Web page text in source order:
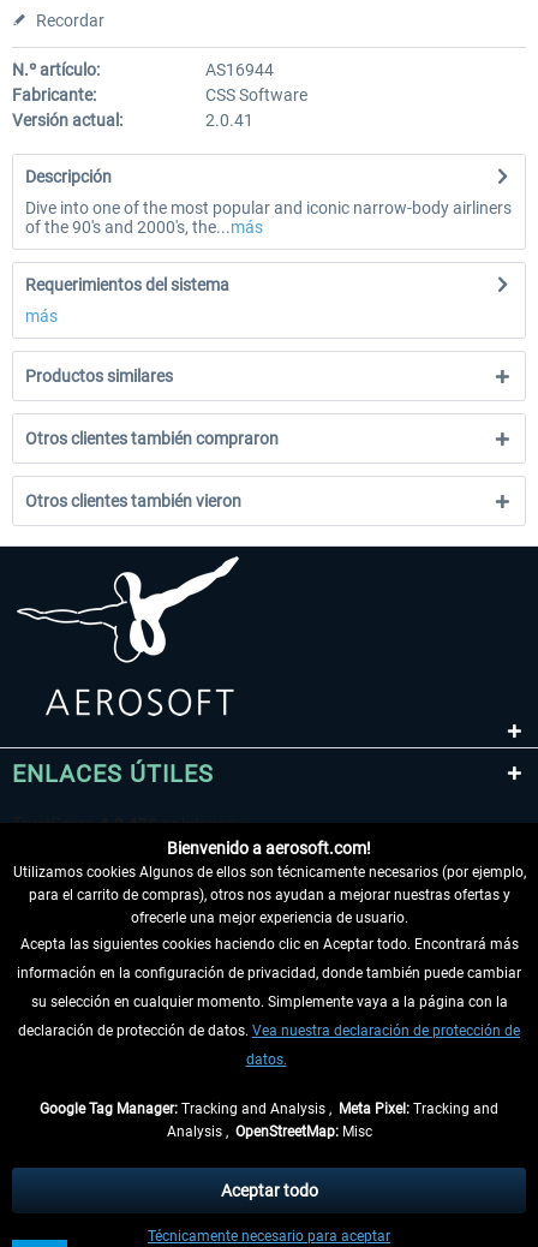
Recordar
N.º artículo:
AS16944
Fabricante:
CSS Software
Versión actual:
2.0.41
Descripción
Dive into one of the most popular and iconic narrow-body airliners
of the 90's and 2000's, the...más
Requerimientos del sistema
más
Productos similares
Otros clientes también compraron
Otros clientes también vieron
ENLACES ÚTILES
DESISTIR DEL CONTRATO
INFORMACIÓN
tasas de recepción si no se describe lo contrario
** De aplicación a envíos dentro de Alemania. Los plazos de envío para los
Bienvenido a aerosoft.com!
Utilizamos cookies Algunos de ellos son técnicamente necesarios (por ejemplo,
para el carrito de compras), otros nos ayudan a mejorar nuestras ofertas y
ofrecerle una mejor experiencia de usuario.
Acepta las siguientes cookies haciendo clic en Aceptar todo. Encontrará más
información en la configuración de privacidad, donde también puede cambiar
su selección en cualquier momento. Simplemente vaya a la página con la
declaración de protección de datos. Vea nuestra declaración de protección de
datos.
Google Tag Manager: Tracking and Analysis , Meta Pixel: Tracking and
Analysis , OpenStreetMap:Misc
Técnicamente necesario para aceptar
Aceptar todo